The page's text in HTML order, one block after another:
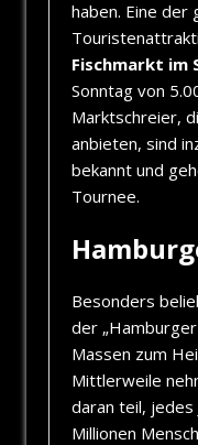
haben. Eine der
Fischmarkt
Sonntag von
Marktschreier,
anbieten, sind
bekannt und
Tournee.
Besonders
der
Massen zum
Mittlerweile
daran teil, jedes
Millionen